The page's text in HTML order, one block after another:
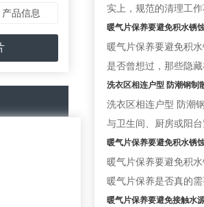
产品信息
实上，规范的清理工
暖气片保养要避免积水锈
暖气片保养要避免积
是否曾想过，那些隐
洗衣区相连户型 防潮钢制
洗衣区相连户型 防潮
与卫生间、厨房或阳
暖气片保养要避免积水锈
暖气片保养要避免积
暖气片保养是否真的
暖气片保养要避免接触水